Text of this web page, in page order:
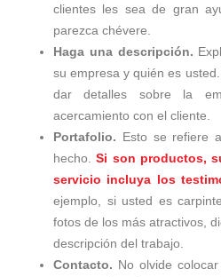
clientes les sea de gran
parezca chévere.
Haga una descripción.
su empresa y quién es
dar detalles sobre la
acercamiento con el cliente.
Portafolio. Esto se refiere
hecho.Si son productos,
servicio incluya los
ejemplo, si usted es
fotos de los más atractivos,
descripción del trabajo.
Contacto. No olvide